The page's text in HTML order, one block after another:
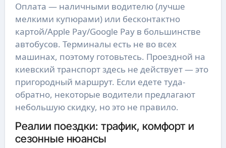
Оплата — наличными водителю (лучше
мелкими купюрами) или бесконтактно
картой/Apple Pay/Google Pay в большинстве
автобусов. Терминалы есть не во всех
машинах, поэтому готовьтесь. Проездной на
киевский транспорт здесь не действует — это
пригородный маршрут. Если едете туда-
обратно, некоторые водители предлагают
небольшую скидку, но это не правило.
Реалии поездки: трафик, комфорт и
сезонные нюансы